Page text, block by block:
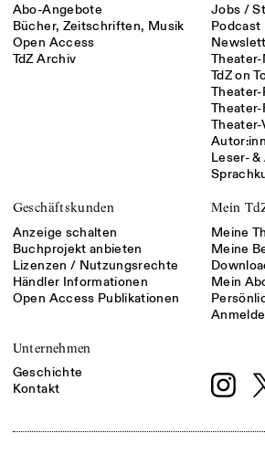
Abo-Angebote
Bücher, Zeitschriften, Musik
Open Access
TdZ Archiv
Jobs /
Podcast
TdZ on
Leser-
Geschäftskunden
Anzeige schalten
Buchprojekt anbieten
Lizenzen / Nutzungsrechte
Händler Informationen
Open Access Publikationen
Mein
Meine
Meine
Mein
Unternehmen
Geschichte
Kontakt